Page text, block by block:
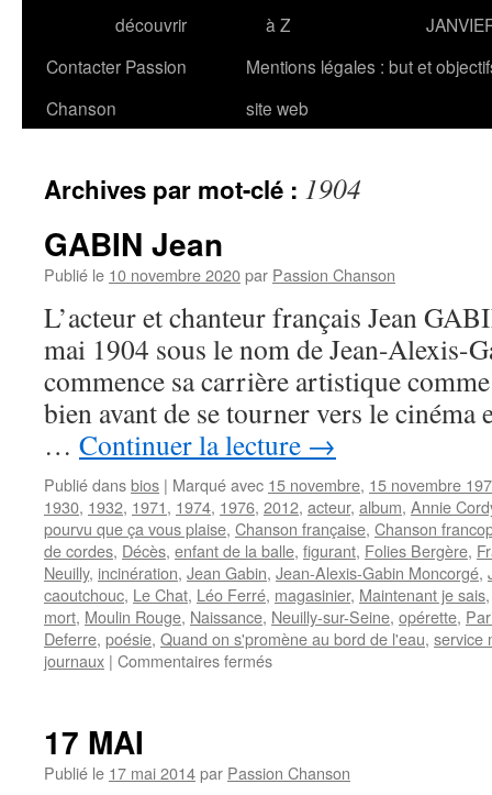
découvrir
à Z
Contacter Passion
Chanson
Mentions légales : but et
site web
Archives par mot-clé : 1904
GABIN Jean
Publié le 10 novembre 2020par Passion Chanson
L’acteur et chanteur français Jean
mai 1904 sous le nom de Jean-Alexis-
commence sa carrière artistique
bien avant de se tourner vers le cinéma
… Continuer la lecture →
Publié dansbios | Marqué avec 15 novembre, 15 novembre
1930, 1932, 1971, 1974, 1976, 2012, acteur, album, Annie
pourvu que ça vous plaise, Chanson française, Chanson
de cordes, Décès, enfant de la balle, figurant, Folies Bergère,
Neuilly, incinération, Jean Gabin, Jean-Alexis-Gabin Moncorgé,
caoutchouc, Le Chat, Léo Ferré, magasinier, Maintenant je sais
mort, Moulin Rouge, Naissance, Neuilly-sur-Seine, opérette,
Deferre, poésie, Quand on s'promène au bord de l'eau, service
journaux | Commentaires ferméssur
17 MAI
Publié le 17 mai 2014par Passion Chanson